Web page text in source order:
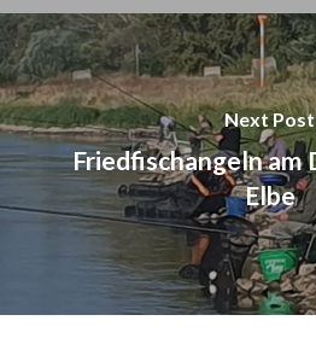
Next Post
Friedfischangeln am
Elbe